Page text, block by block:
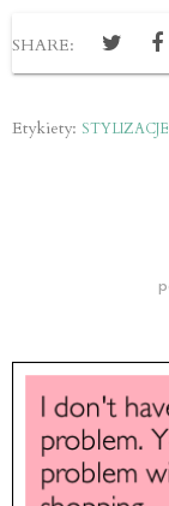
SHARE:
Etykiety: STYLIZACJE